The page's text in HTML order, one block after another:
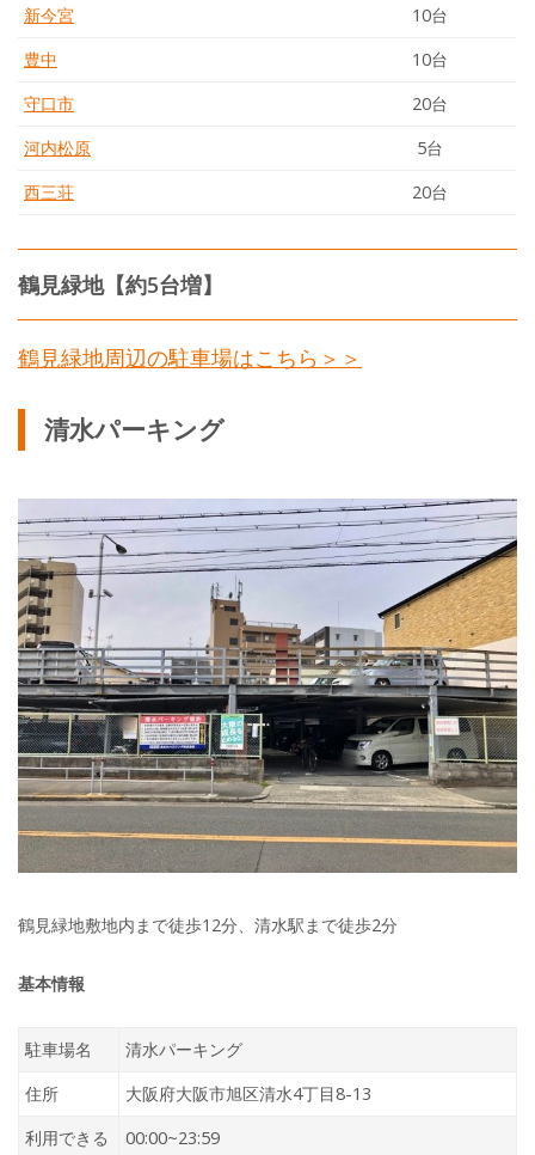
新今宮
10台
豊中
10台
守口市
20台
河内松原
5台
西三荘
20台
鶴見緑地【約5台増】
鶴見緑地周辺の駐車場はこちら＞＞
清水パーキング
鶴見緑地敷地内まで徒歩12分、清水駅まで徒歩2分
基本情報
駐車場名
清水パーキング
住所
大阪府大阪市旭区清水4丁目8-13
利用できる
00:00~23:59